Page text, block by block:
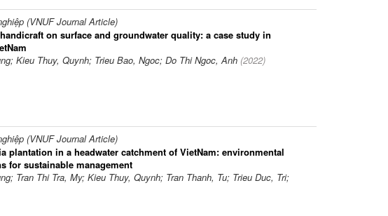
(VNUF Journal Article)
on surface and groundwater quality: a case study in
Kieu Thuy, Quynh; Trieu Bao, Ngoc; Do Thi Ngoc, Anh (2022)
(VNUF Journal Article)
plantation in a headwater catchment of VietNam: environmental
for sustainable management
Tran Thi Tra, My; Kieu Thuy, Quynh; Tran Thanh, Tu; Trieu Duc, Tri;